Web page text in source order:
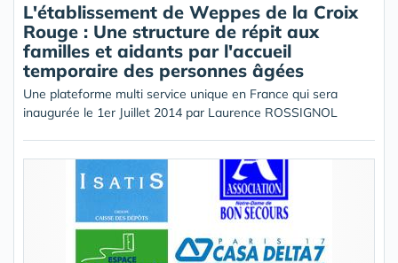
L'établissement de Weppes de la Croix
Rouge : Une structure de répit aux
familles et aidants par l'accueil
temporaire des personnes âgées
Une plateforme multi service unique en France qui sera
inaugurée le 1er Juillet 2014 par Laurence ROSSIGNOL